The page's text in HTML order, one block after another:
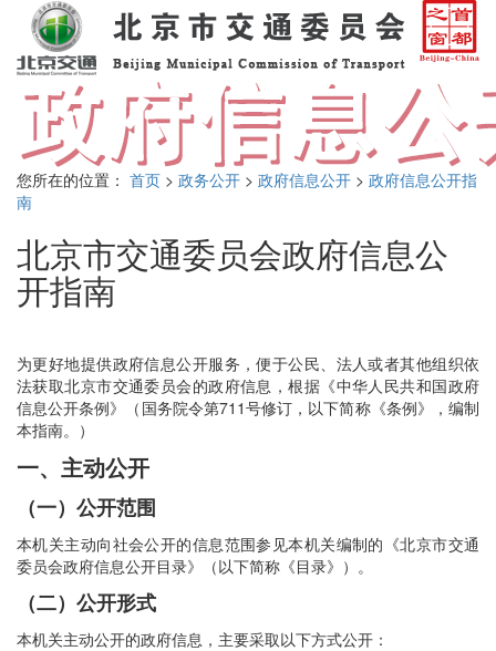
您所在的位置： 首页 > 政务公开 > 政府信息公开 > 政府信息公开指
南
北京市交通委员会政府信息公
开指南
为更好地提供政府信息公开服务，便于公民、法人或者其他组织依
法获取北京市交通委员会的政府信息，根据《中华人民共和国政府
信息公开条例》（国务院令第711号修订，以下简称《条例》，编制
本指南。 ）
一、主动公开
（一）公开范围
本机关主动向社会公开的信息范围参见本机关编制的《北京市交通
委员会政府信息公开目录》（以下简称《目录》）。
（二）公开形式
本机关主动公开的政府信息，主要采取以下方式公开：